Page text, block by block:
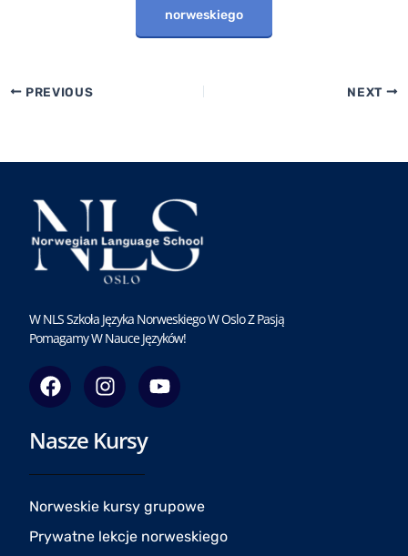
norweskiego
PREVIOUS NEXT
W NLS Szkoła Języka Norweskiego W Oslo Z Pasją
Pomagamy W Nauce Języków!
F
a
c
e
o
o
I
n
s
t
g
r
a
m
Y
o
u
e
Nasze Kursy
Norweskie kursy grupowe
Prywatne lekcje norweskiego